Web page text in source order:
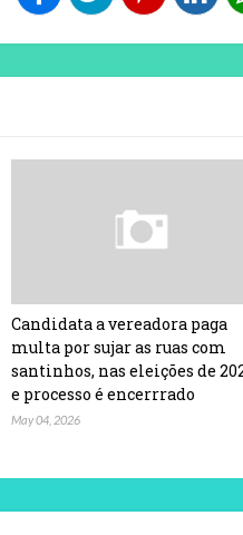
Candidata a vereadora paga
multa por sujar as ruas com
santinhos, nas eleições de
e processo é encerrrado
May 04, 2026